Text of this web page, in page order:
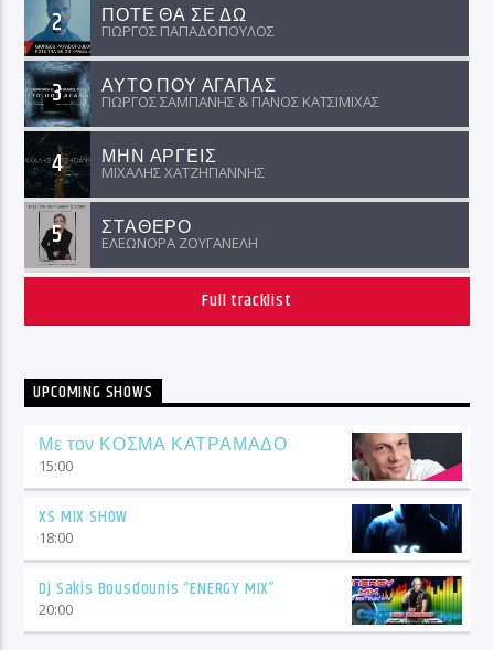
2 ΠΟΤΕ ΘΑ ΣΕ ΔΩ
ΓΙΩΡΓΟΣ ΠΑΠΑΔΟΠΟΥΛΟΣ
3 ΑΥΤΟ ΠΟΥ ΑΓΑΠΑΣ
ΓΙΩΡΓΟΣ ΣΑΜΠΑΝΗΣ & ΠΑΝΟΣ ΚΑΤΣΙΜΙΧΑΣ
4 ΜΗΝ ΑΡΓΕΙΣ
ΜΙΧΑΛΗΣ ΧΑΤΖΗΓΙΑΝΝΗΣ
5 ΣΤΑΘΕΡΟ
ΕΛΕΩΝΟΡΑ ΖΟΥΓΑΝΕΛΗ
Full tracklist
UPCOMING SHOWS
Με τον ΚΟΣΜΑ ΚΑΤΡΑΜΑΔΟ
15:00
XS MIX SHOW
18:00
Dj Sakis Bousdounis “ENERGY MIX”
20:00